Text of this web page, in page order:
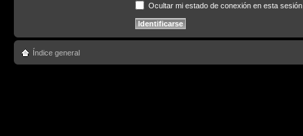
Ocultar mi estado de conexión en esta sesión
Índice general